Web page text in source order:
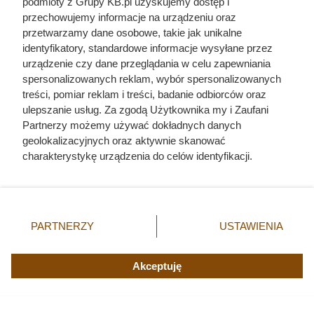
Zginął z rąk kobiety, którą próbował zgwałcić.
Historia polskiego władcy zaskakuje
przechowujemy informacje na urządzeniu oraz
przetwarzamy dane osobowe, takie jak unikalne
identyfikatory, standardowe informacje wysyłane przez
urządzenie czy dane przeglądania w celu zapewniania
spersonalizowanych reklam, wybór spersonalizowanych
treści, pomiar reklam i treści, badanie odbiorców oraz
ulepszanie usług. Za zgodą Użytkownika my i Zaufani
Partnerzy możemy używać dokładnych danych
geolokalizacyjnych oraz aktywnie skanować
charakterystykę urządzenia do celów identyfikacji.
zmienić/wycofać klikając przycisk ustawień prywatności
znajdujący się w lewym dolnym rogu strony. Niektóre
użytkownika, ale masz prawo sprzeciwić się takiemu
przetwarzaniu. Preferencje będą miały zastosowania tylko
PARTNERZY USTAWIENIA
Akceptuję